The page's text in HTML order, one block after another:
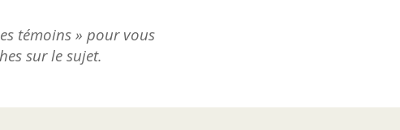
témoins » pour vous
sur le sujet.